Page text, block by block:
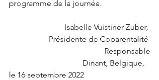
programme de la journée.
Isabelle Vuistiner-Zuber,
Présidente de Coparentalité
Responsable
le 16 septembre 2022